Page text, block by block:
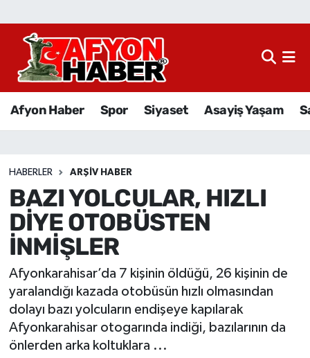
Afyon Haber Spor Siyaset Asayiş Yaşam
HABERLER ARŞIV HABER
BAZI YOLCULAR, HIZLI
DİYE OTOBÜSTEN
İNMİŞLER
Afyonkarahisar’da 7 kişinin öldüğü, 26 kişinin de
yaralandığı kazada otobüsün hızlı olmasından
dolayı bazı yolcuların endişeye kapılarak
Afyonkarahisar otogarında indiği, bazılarının da
önlerden arka koltuklara ...
Afyon Haber
Sağlık
Eğitim
Sivil Toplum
Ekonomi
Magazin